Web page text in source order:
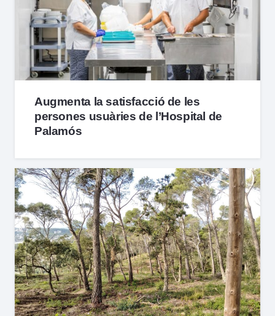
Augmenta la satisfacció de les
persones usuàries de l’Hospital de
Palamós